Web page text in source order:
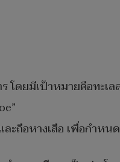
โดยมีเป้าหมายคือทะเ
ถือหางเสือ เพื่อกำหน